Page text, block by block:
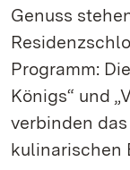
Genuss
Programm:
Königs“ und
verbinden
kulinarischen